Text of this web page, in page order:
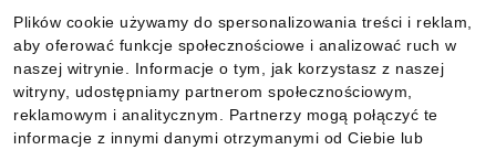
Plików cookie używamy do spersonalizowania treści i reklam,
aby oferować funkcje społecznościowe i analizować ruch w
naszej witrynie. Informacje o tym, jak korzystasz z naszej
witryny, udostępniamy partnerom społecznościowym,
reklamowym i analitycznym. Partnerzy mogą połączyć te
informacje z innymi danymi otrzymanymi od Ciebie lub
Informacje
Pobierz naszą aplikację mobilną: